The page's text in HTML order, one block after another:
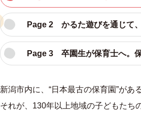
Page 2 かるた遊びを通じて
Page 3 卒園生が保育士へ。
新潟市内に、“日本最古の保育園”が
それが、130年以上地域の子どもたち